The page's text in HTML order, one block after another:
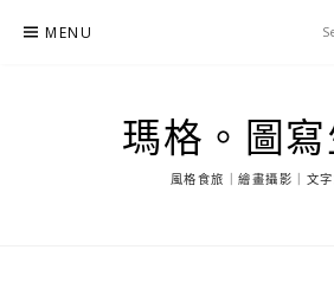
MENU
瑪格。圖寫
風格食旅｜繪畫攝影｜文